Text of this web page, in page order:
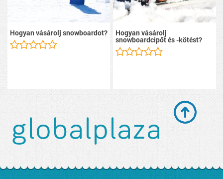
Hogyan vásárolj snowboardot? Hogyan vásárolj
snowboardcipőt és -kötést?